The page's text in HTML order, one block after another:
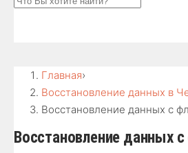
Главная›
Восстановление данных в
Восстановление данных с
Восстановление данных